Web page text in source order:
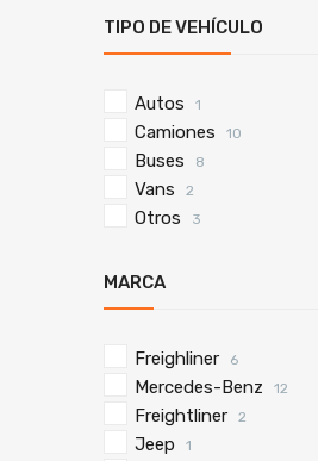
TIPO DE VEHÍCULO
Autos 1
Camiones 10
Buses 8
Vans 2
Otros 3
MARCA
Freighliner 6
Mercedes-Benz 12
Freightliner 2
Jeep 1